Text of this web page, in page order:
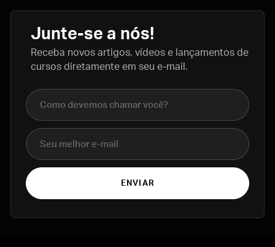
Junte-se a nós!
Receba novos artigos, vídeos e lançamentos de
cursos diretamente em seu e-mail.
Nome completo
E-mail
ENVIAR